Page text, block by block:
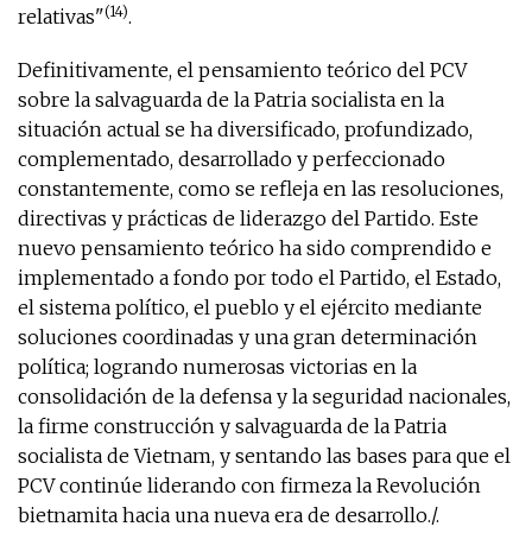
relativas"(14).
Definitivamente, el pensamiento teórico del PCV
sobre la salvaguarda de la Patria socialista en la
situación actual se ha diversificado, profundizado,
complementado, desarrollado y perfeccionado
constantemente, como se refleja en las resoluciones,
directivas y prácticas de liderazgo del Partido. Este
nuevo pensamiento teórico ha sido comprendido e
implementado a fondo por todo el Partido, el Estado,
el sistema político, el pueblo y el ejército mediante
soluciones coordinadas y una gran determinación
política; logrando numerosas victorias en la
consolidación de la defensa y la seguridad nacionales,
la firme construcción y salvaguarda de la Patria
socialista de Vietnam, y sentando las bases para que el
PCV continúe liderando con firmeza la Revolución
bietnamita hacia una nueva era de desarrollo./.